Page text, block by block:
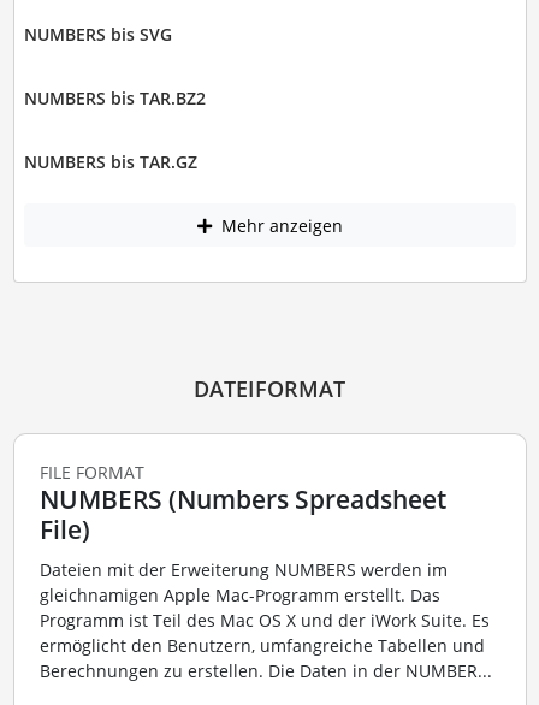
NUMBERS bis SVG
NUMBERS bis TAR.BZ2
NUMBERS bis TAR.GZ
Mehr anzeigen
DATEIFORMAT
FILE FORMAT
NUMBERS (Numbers Spreadsheet
File)
Dateien mit der Erweiterung NUMBERS werden im
gleichnamigen Apple Mac-Programm erstellt. Das
Programm ist Teil des Mac OS X und der iWork Suite. Es
ermöglicht den Benutzern, umfangreiche Tabellen und
Berechnungen zu erstellen. Die Daten in der NUMBER...